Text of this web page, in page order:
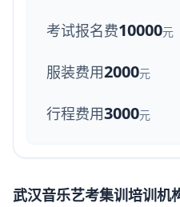
考试报名费10000元
服装费用2000元
行程费用3000元
武汉音乐艺考集训培训机